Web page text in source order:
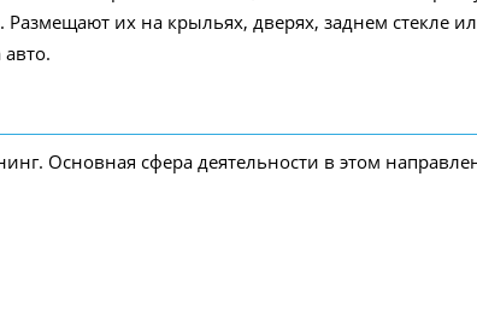
их на крыльях, дверях, заднем стекле
Основная сфера деятельности в этом